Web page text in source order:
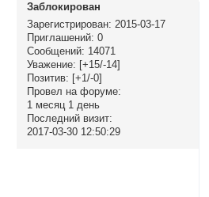
Заблокирован
Зарегистрирован: 2015-03-17
Приглашений: 0
Сообщений: 14071
Уважение: [+15/-14]
Позитив: [+1/-0]
Провел на форуме:
1 месяц 1 день
Последний визит:
2017-03-30 12:50:29